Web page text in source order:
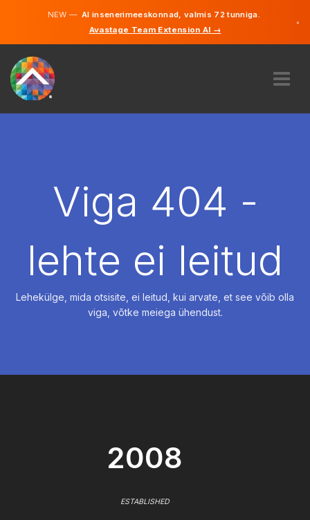
NEW —AI insenerimeeskonnad, valmis 72 tunniga.
Avastage Team Extension AI →
×
PALKAMAViga 404 -
lehte ei leitud
Lehekülge, mida otsisite, ei leitud, kui arvate, et see võib olla
viga, võtke meiega ühendust.
2008
ESTABLISHED